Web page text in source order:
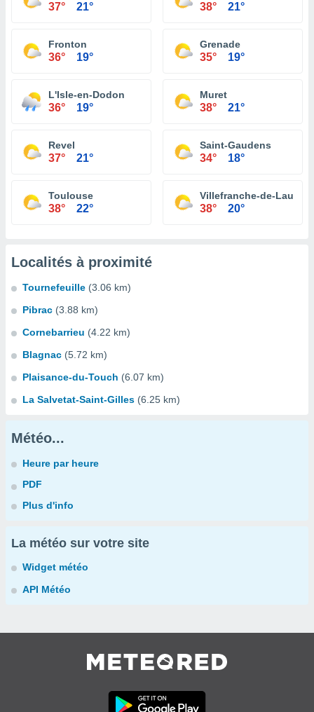
37° 21° 38° 21°
Fronton
36° 19°
Grenade
35° 19°
L'Isle-en-Dodon
36° 19°
Muret
38° 21°
Revel
37° 21°
Saint-Gaudens
34° 18°
Toulouse
38° 22°
Villefranche-de-
38° 20°
Localités à proximité
Tournefeuille (3.06 km)
Pibrac (3.88 km)
Cornebarrieu (4.22 km)
Blagnac (5.72 km)
Plaisance-du-Touch (6.07 km)
La Salvetat-Saint-Gilles (6.25 km)
Météo...
Heure par heure
PDF
Plus d'info
La météo sur votre site
Widget météo
API Météo